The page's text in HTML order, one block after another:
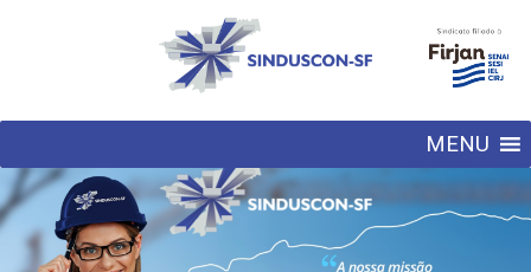
MENU